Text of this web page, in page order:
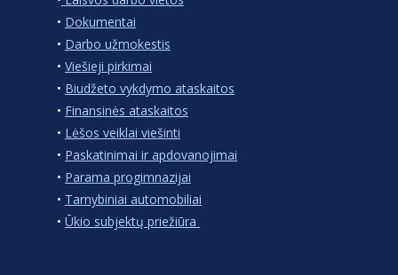
• Dokumentai
• Darbo užmokestis
• Viešieji pirkimai
• Biudžeto vykdymo ataskaitos
• Finansinės ataskaitos
• Lėšos veiklai viešinti
• Paskatinimai ir apdovanojimai
• Parama progimnazijai
• Tarnybiniai automobiliai
• Ūkio subjektų priežiūra